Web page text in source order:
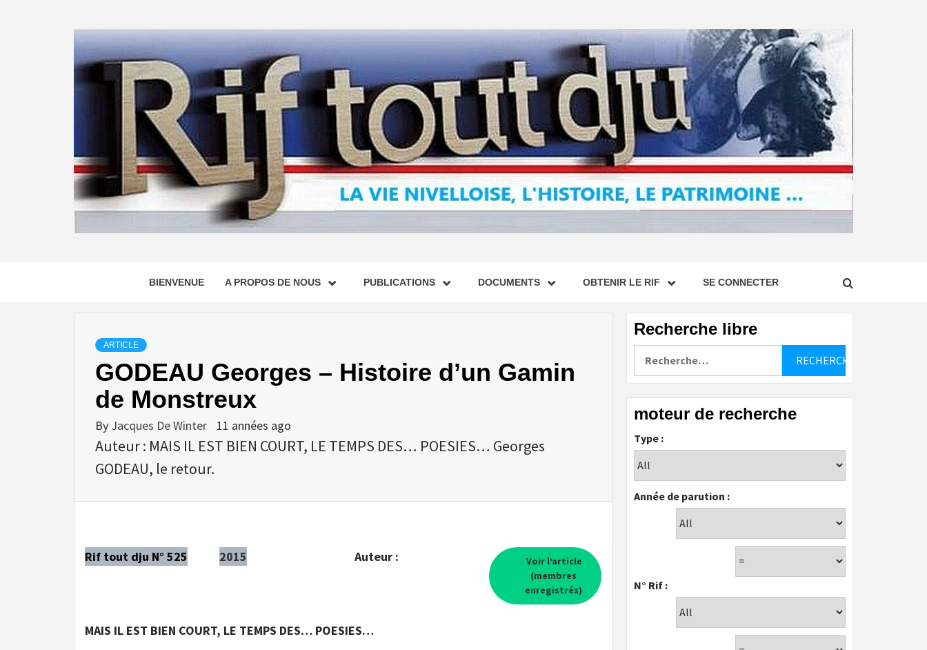
BIENVENUE A PROPOS DE NOUS PUBLICATIONS DOCUMENTS OBTENIR LE RIF SE CONNECTER
ARTICLE
GODEAU Georges – Histoire d’un Gamin
de Monstreux
By Jacques De Winter 11 années ago
Auteur : MAIS IL EST BIEN COURT, LE TEMPS DES… POESIES… Georges
GODEAU, le retour.
Rif tout dju N° 525 2015 Auteur :
Voir l’article
(membres
enregistrés)
MAIS IL EST BIEN COURT, LE TEMPS DES… POESIES…
Recherche libre
moteur de recherche
Type :
Année de parution :
N° Rif :